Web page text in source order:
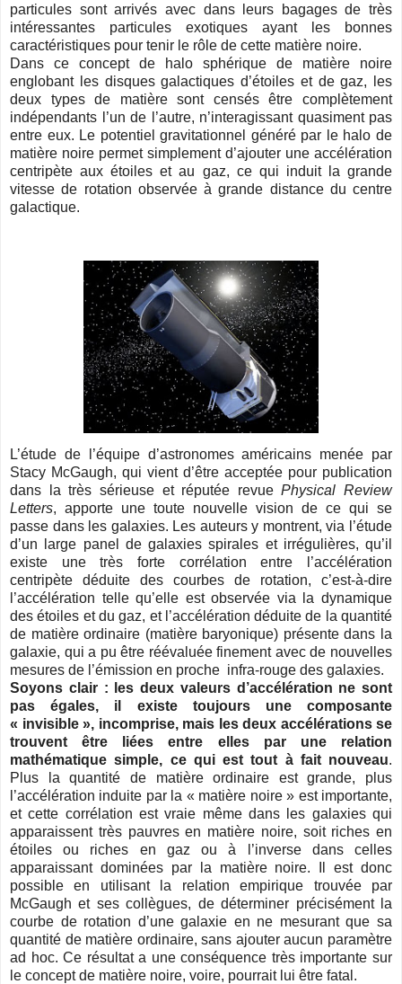
particules sont arrivés avec dans leurs bagages de très
intéressantes particules exotiques ayant les bonnes
caractéristiques pour tenir le rôle de cette matière noire.
Dans ce concept de halo sphérique de matière noire
englobant les disques galactiques d’étoiles et de gaz, les
deux types de matière sont censés être complètement
indépendants l’un de l’autre, n’interagissant quasiment pas
entre eux. Le potentiel gravitationnel généré par le halo de
matière noire permet simplement d’ajouter une accélération
centripète aux étoiles et au gaz, ce qui induit la grande
vitesse de rotation observée à grande distance du centre
galactique.
L’étude de l’équipe d’astronomes américains menée par
Stacy McGaugh, qui vient d’être acceptée pour publication
dans la très sérieuse et réputée revuePhysical Review
Letters, apporte une toute nouvelle vision de ce qui se
passe dans les galaxies. Les auteurs y montrent, via l’étude
d’un large panel de galaxies spirales et irrégulières, qu’il
existe une très forte corrélation entre l’accélération
centripète déduite des courbes de rotation, c’est-à-dire
l’accélération telle qu’elle est observée via la dynamique
des étoiles et du gaz, et l’accélération déduite de la quantité
de matière ordinaire (matière baryonique) présente dans la
galaxie, qui a pu être réévaluée finement avec de nouvelles
mesures de l’émission en proche infra-rouge des galaxies.
Soyons clair : les deux valeurs d’accélération ne sont
pas égales, il existe toujours une composante
« invisible », incomprise, mais les deux accélérations se
trouvent être liées entre elles par une relation
mathématique simple, ce qui est tout à fait nouveau.
Plus la quantité de matière ordinaire est grande, plus
l’accélération induite par la « matière noire » est importante,
et cette corrélation est vraie même dans les galaxies qui
apparaissent très pauvres en matière noire, soit riches en
étoiles ou riches en gaz ou à l’inverse dans celles
apparaissant dominées par la matière noire. Il est donc
possible en utilisant la relation empirique trouvée par
McGaugh et ses collègues, de déterminer précisément la
courbe de rotation d’une galaxie en ne mesurant que sa
quantité de matière ordinaire, sans ajouter aucun paramètre
ad hoc. Ce résultat a une conséquence très importante sur
le concept de matière noire, voire, pourrait lui être fatal.